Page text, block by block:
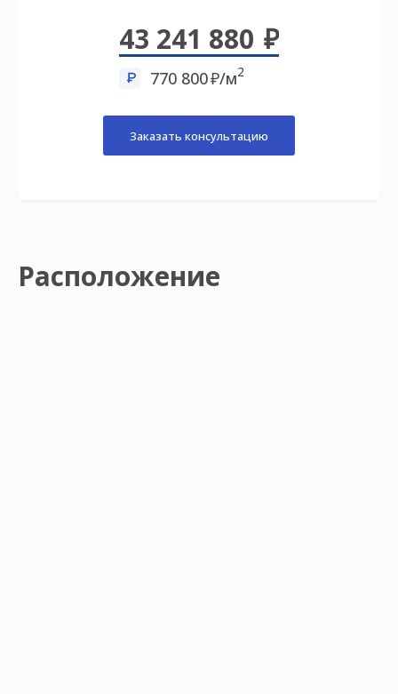
43 241 880
770 800 /м2
Заказать консультацию
Расположение